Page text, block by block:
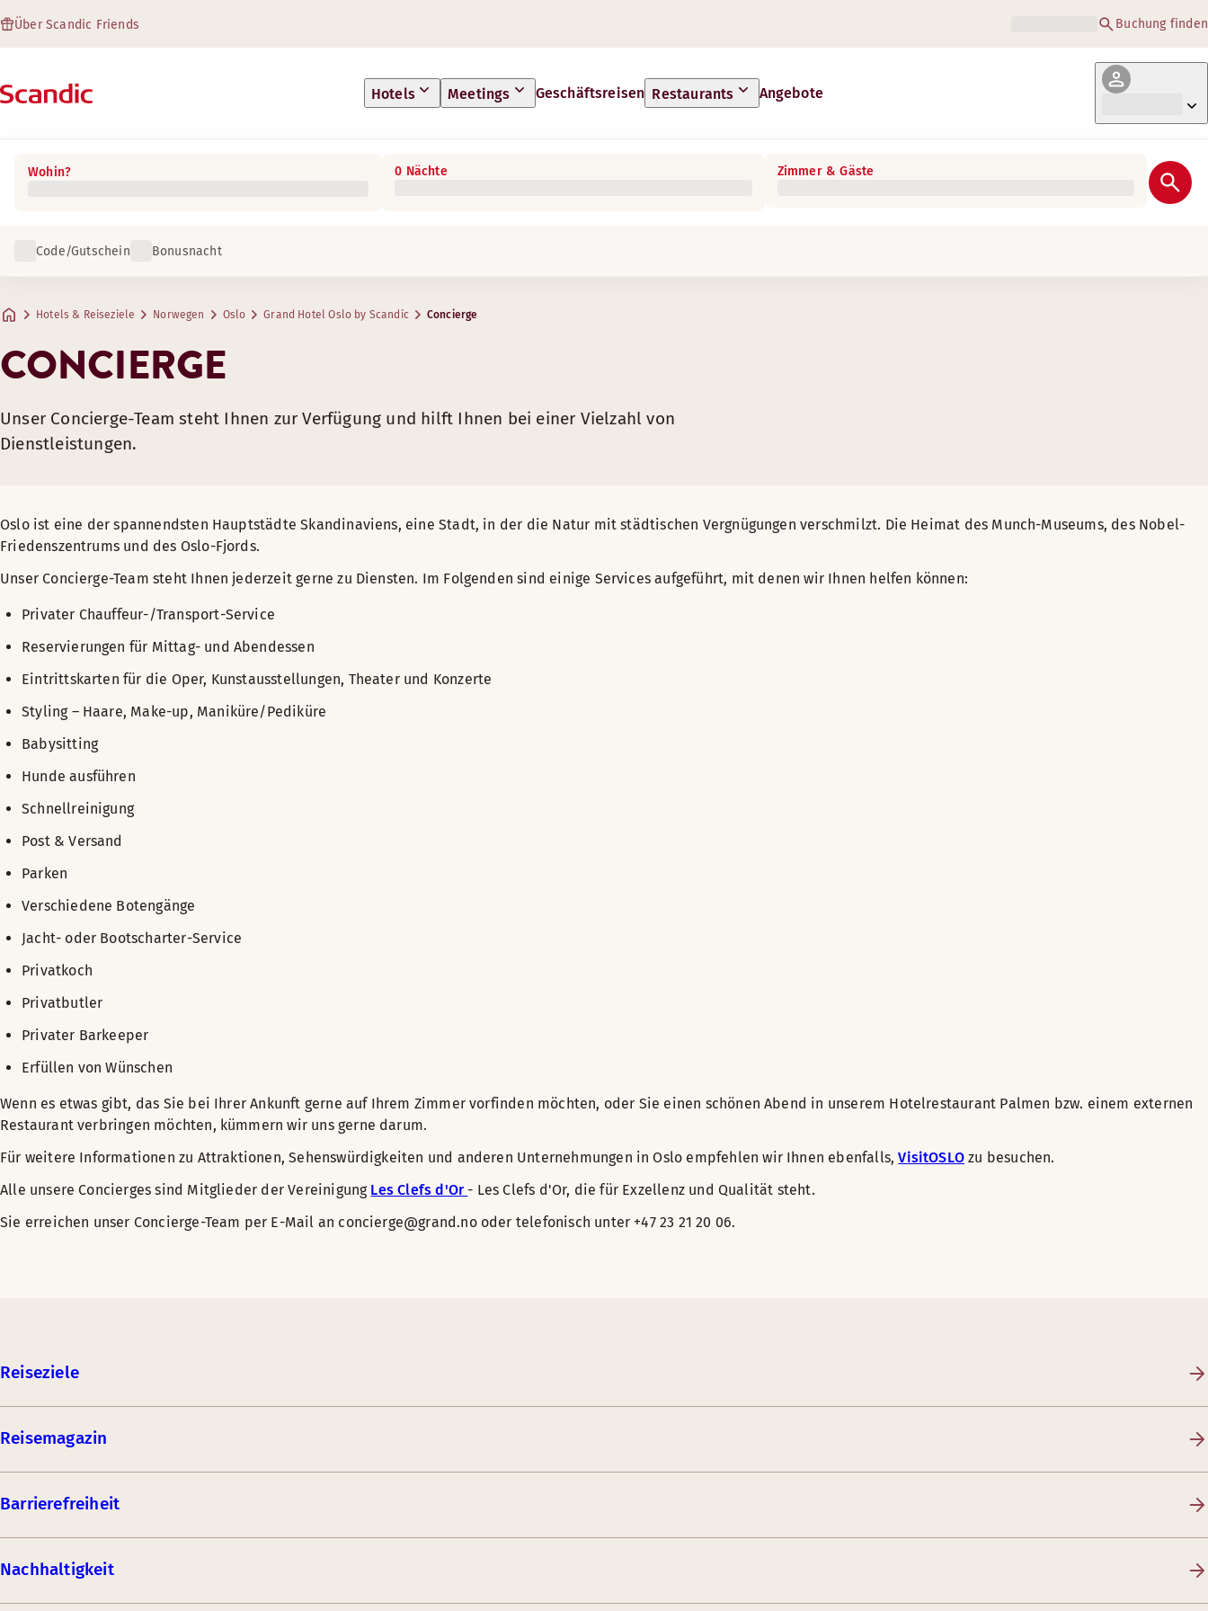
Über Scandic Friends Buchung finden
Hotels Meetings Geschäftsreisen Restaurants Angebote
Wohin? 0 Nächte Zimmer & Gäste
Code/Gutschein Bonusnacht
Hotels & Reiseziele Norwegen Oslo Grand Hotel Oslo by Scandic Concierge
CONCIERGE
Unser Concierge-Team steht Ihnen zur Verfügung und hilft Ihnen bei einer Vielzahl von
Dienstleistungen.
Oslo ist eine der spannendsten Hauptstädte Skandinaviens, eine Stadt, in der die Natur mit städtischen Vergnügungen verschmilzt. Die Heimat des Munch-Museums, des Nobel-
Friedenszentrums und des Oslo-Fjords.
Unser Concierge-Team steht Ihnen jederzeit gerne zu Diensten. Im Folgenden sind einige Services aufgeführt, mit denen wir Ihnen helfen können:
Privater Chauffeur-/Transport-Service
Reservierungen für Mittag- und Abendessen
Eintrittskarten für die Oper, Kunstausstellungen, Theater und Konzerte
Styling – Haare, Make-up, Maniküre/Pediküre
Babysitting
Hunde ausführen
Schnellreinigung
Post & Versand
Parken
Verschiedene Botengänge
Jacht- oder Bootscharter-Service
Privatkoch
Privatbutler
Privater Barkeeper
Erfüllen von Wünschen
Wenn es etwas gibt, das Sie bei Ihrer Ankunft gerne auf Ihrem Zimmer vorfinden möchten, oder Sie einen schönen Abend in unserem Hotelrestaurant Palmen bzw. einem externen
Restaurant verbringen möchten, kümmern wir uns gerne darum.
Für weitere Informationen zu Attraktionen, Sehenswürdigkeiten und anderen Unternehmungen in Oslo empfehlen wir Ihnen ebenfalls,VisitOSLO zu besuchen.
Alle unsere Concierges sind Mitglieder der Vereinigung Les Clefs d'Or - Les Clefs d'Or, die für Exzellenz und Qualität steht.
Sie erreichen unser Concierge-Team per E-Mail an concierge@grand.no oder telefonisch unter +47 23 21 20 06.
Reiseziele
Reisemagazin
Barrierefreiheit
Nachhaltigkeit